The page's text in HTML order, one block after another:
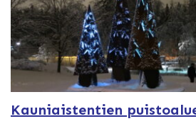
Kauniaistentien